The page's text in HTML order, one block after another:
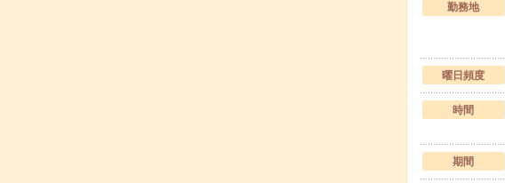
勤務地
曜日頻度
時間
期間